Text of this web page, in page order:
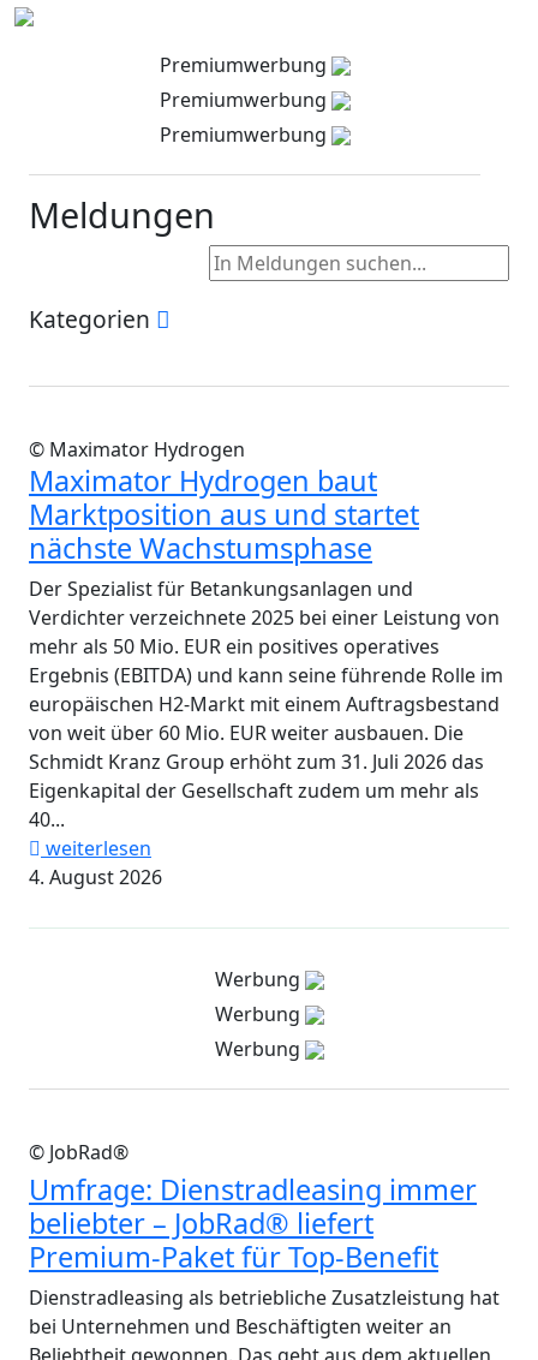
Premiumwerbung
Premiumwerbung
Premiumwerbung
Meldungen
Kategorien
© Maximator Hydrogen
Maximator Hydrogen baut
Marktposition aus und startet
nächste Wachstumsphase
Der Spezialist für Betankungsanlagen und
Verdichter verzeichnete 2025 bei einer Leistung von
mehr als 50 Mio. EUR ein positives operatives
Ergebnis (EBITDA) und kann seine führende Rolle im
europäischen H2-Markt mit einem Auftragsbestand
von weit über 60 Mio. EUR weiter ausbauen. Die
Schmidt Kranz Group erhöht zum 31. Juli 2026 das
Eigenkapital der Gesellschaft zudem um mehr als
40...
weiterlesen
4. August 2026
Werbung
Werbung
Werbung
© JobRad®
Umfrage: Dienstradleasing immer
beliebter – JobRad® liefert
Premium-Paket für Top-Benefit
Dienstradleasing als betriebliche Zusatzleistung hat
bei Unternehmen und Beschäftigten weiter an